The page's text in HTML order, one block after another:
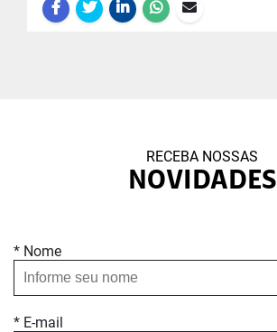
RECEBA NOSSAS
NOVIDADES
* Nome
* E-mail